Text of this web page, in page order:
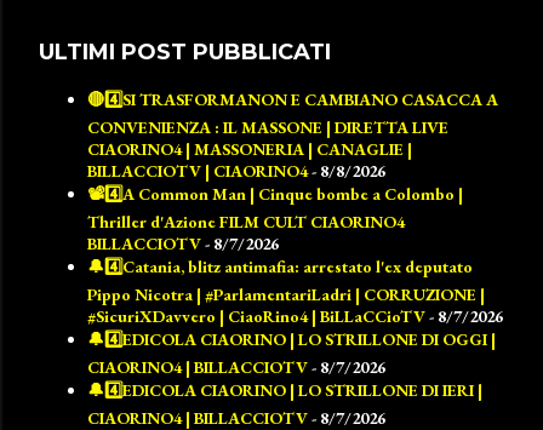
ULTIMI POST PUBBLICATI
🔴4️⃣SI TRASFORMANON E CAMBIANO CASACCA A
CONVENIENZA : IL MASSONE | DIRETTA LIVE
CIAORINO4 | MASSONERIA | CANAGLIE |
BILLACCIOTV | CIAORINO4- 8/8/2026
📽️4️⃣A Common Man | Cinque bombe a Colombo |
Thriller d'Azione FILM CULT CIAORINO4
BILLACCIOTV- 8/7/2026
🔔4️⃣Catania, blitz antimafia: arrestato l'ex deputato
Pippo Nicotra | #ParlamentariLadri | CORRUZIONE |
#SicuriXDavvero | CiaoRino4 | BiLLaCCioTV- 8/7/2026
🔔4️⃣EDICOLA CIAORINO | LO STRILLONE DI OGGI |
CIAORINO4 | BILLACCIOTV- 8/7/2026
🔔4️⃣EDICOLA CIAORINO | LO STRILLONE DI IERI |
CIAORINO4 | BILLACCIOTV- 8/7/2026